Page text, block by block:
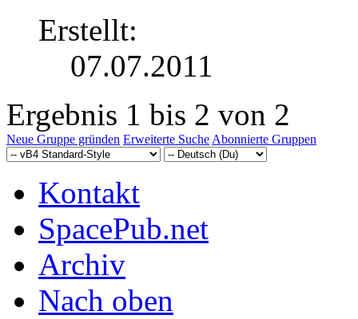
Erstellt:
07.07.2011
Ergebnis 1 bis 2 von 2
Neue Gruppe gründen Erweiterte Suche Abonnierte Gruppen
Kontakt
SpacePub.net
Archiv
Nach oben